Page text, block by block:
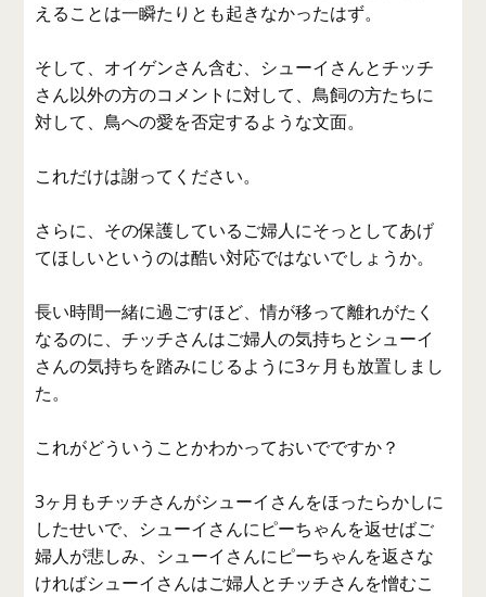
えることは一瞬たりとも起きなかったはず。
そして、オイゲンさん含む、シューイさんとチッチ
さん以外の方のコメントに対して、鳥飼の方たちに
対して、鳥への愛を否定するような文面。
これだけは謝ってください。
さらに、その保護しているご婦人にそっとしてあげ
てほしいというのは酷い対応ではないでしょうか。
長い時間一緒に過ごすほど、情が移って離れがたく
なるのに、チッチさんはご婦人の気持ちとシューイ
さんの気持ちを踏みにじるように3ヶ月も放置しまし
た。
これがどういうことかわかっておいでですか？
3ヶ月もチッチさんがシューイさんをほったらかしに
したせいで、シューイさんにピーちゃんを返せばご
婦人が悲しみ、シューイさんにピーちゃんを返さな
ければシューイさんはご婦人とチッチさんを憎むこ